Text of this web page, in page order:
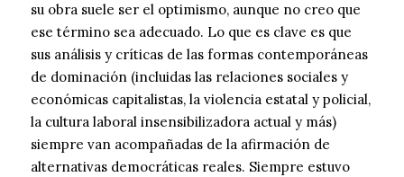
su obra suele ser el optimismo, aunque no creo que
ese término sea adecuado. Lo que es clave es que
sus análisis y críticas de las formas contemporáneas
de dominación (incluidas las relaciones sociales y
económicas capitalistas, la violencia estatal y policial,
la cultura laboral insensibilizadora actual y más)
siempre van acompañadas de la afirmación de
alternativas democráticas reales. Siempre estuvo